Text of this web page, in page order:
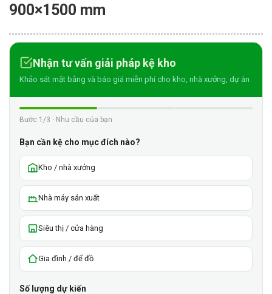
900×1500 mm
Nhận tư vấn giải pháp kệ kho
Khảo sát mặt bằng và báo giá miễn phí cho kho, nhà xưởng, dự án
Bước 1/3 · Nhu cầu của bạn
Bạn cần kệ cho mục đích nào?
Kho / nhà xưởng
Nhà máy sản xuất
Siêu thị / cửa hàng
Gia đình / để đồ
Số lượng dự kiến